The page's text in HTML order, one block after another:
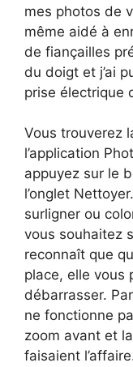
mes photos de
même aidé à
de fiançailles
du doigt et j’ai
prise électrique
Vous trouverez
l’application
appuyez sur le
l’onglet
surligner ou
vous souhaitez
reconnaît que
place, elle vous
débarrasser.
ne fonctionne
zoom avant et
faisaient